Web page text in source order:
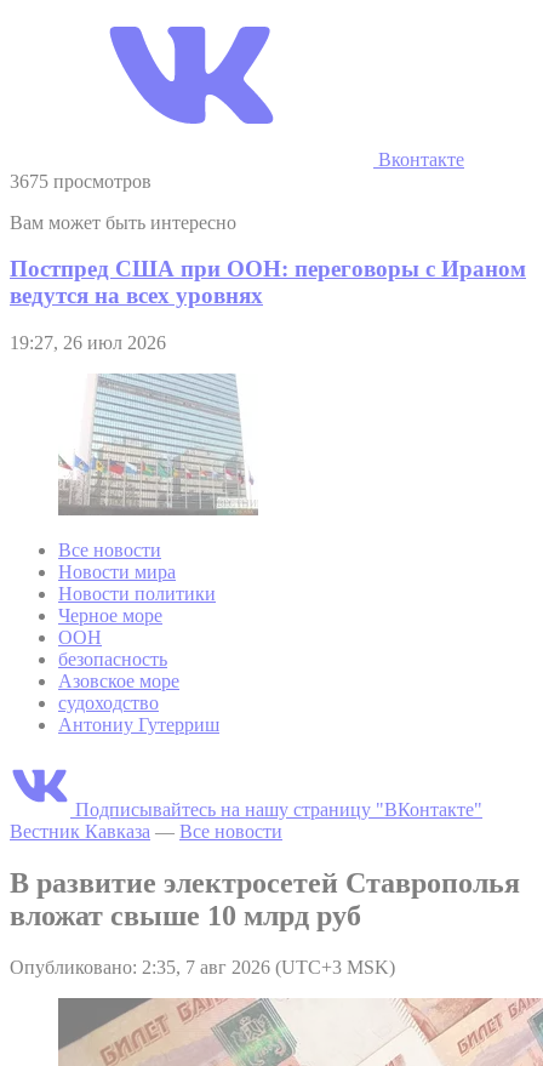
Вконтакте
3675 просмотров
Вам может быть интересно
Постпред США при ООН: переговоры с Ираном
ведутся на всех уровнях
19:27, 26 июл 2026
Все новости
Новости мира
Новости политики
Черное море
ООН
безопасность
Азовское море
судоходство
Антониу Гутерриш
Подписывайтесь на нашу страницу "ВКонтакте"
Вестник Кавказа — Все новости
В развитие электросетей Ставрополья
вложат свыше 10 млрд руб
Опубликовано: 2:35, 7 авг 2026 (UTC+3 MSK)